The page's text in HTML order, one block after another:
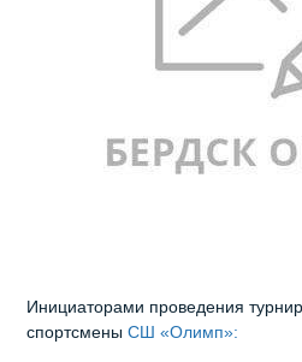
Инициаторами проведения
спортсменыСШ «Олимп»: